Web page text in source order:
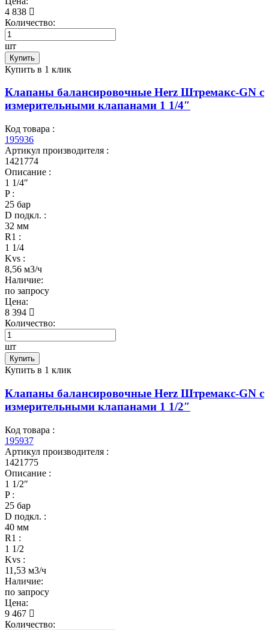
4 838
Количество:
шт
Купить
Купить в 1 клик
Клапаны балансировочные Herz Штремакс-GN c
измерительными клапанами 1 1/4″
Код товара :
195936
Артикул производителя :
1421774
Описание :
1 1/4″
P :
25 бар
D подкл. :
32 мм
R1 :
1 1/4
Kvs :
8,56 м3/ч
Наличие:
по запросу
Цена:
8 394
Количество:
шт
Купить
Купить в 1 клик
Клапаны балансировочные Herz Штремакс-GN c
измерительными клапанами 1 1/2″
Код товара :
195937
Артикул производителя :
1421775
Описание :
1 1/2″
P :
25 бар
D подкл. :
40 мм
R1 :
1 1/2
Kvs :
11,53 м3/ч
Наличие:
по запросу
Цена:
9 467
Количество: